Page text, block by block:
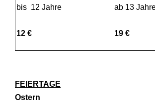
bis 12 Jahre ab 13
12 € 19 €
FEIERTAGE
Ostern